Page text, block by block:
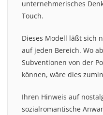
unternehmerisches
Touch.
Dieses Modell läßt sich
auf jeden Bereich. Wo
Subventionen von der
können, wäre dies
Ihren Hinweis auf
sozialromantische